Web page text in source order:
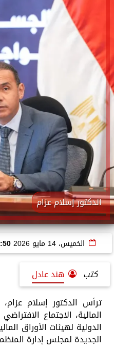
الدكتور إسلام عزام
الخميس، 14 مايو 2026
كتب
هند عادل
ترأس الدكتور إسلام
المالية، الاجتماع
الدولية لهيئات الأوراق
الجديدة لمجلس إدارة المنظمة